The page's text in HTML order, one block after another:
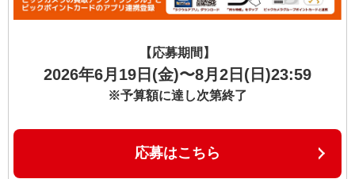
【応募期間】
2026年6月19日(金)〜8月2日(日)23:59
※予算額に達し次第終了
応募はこちら